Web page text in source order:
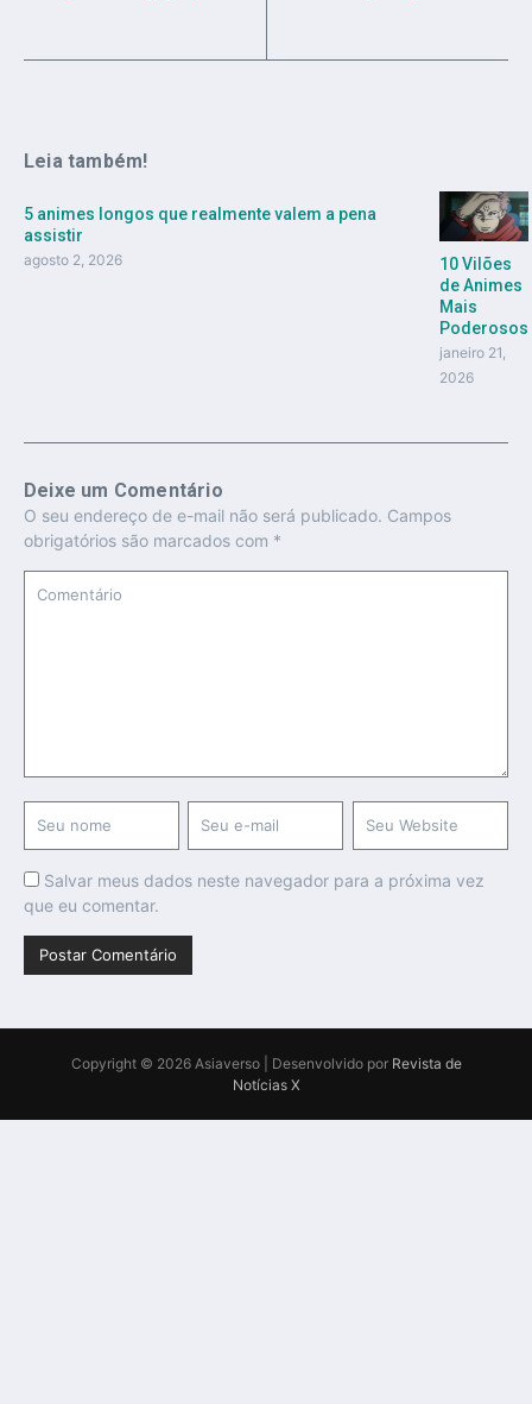
Leia também!
5 animes longos que realmente valem a pena
assistir
agosto 2, 2026
10 Vilões
de Animes
Mais
Poderosos
janeiro 21,
2026
Deixe um Comentário
O seu endereço de e-mail não será publicado. Campos
obrigatórios são marcados com *
Salvar meus dados neste navegador para a próxima vez
que eu comentar.
Copyright © 2026 Asiaverso | Desenvolvido por Revista de
Notícias X